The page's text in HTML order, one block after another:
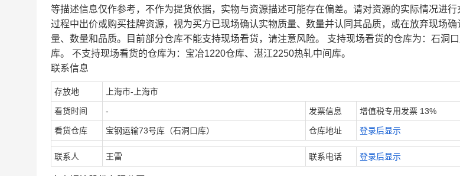
等描述信息仅作参考，不作为提货依据，实物与资源描述可能存在偏差。请对资源的实际情况进
过程中出价或购买挂牌资源，视为买方已现场确认实物质量、数量并认同其品质，或在放弃现场
量、数量和品质。目前部分仓库不能支持现场看货，请注意风险。 支持现场看货的仓库为：石洞
库。 不支持现场看货的仓库为：宝冶1220仓库、湛江2250热轧中间库。
联系信息
存放地 上海市-上海市
看货时间 - 发票信息 增值税专用发票 13%
看货仓库 宝钢运输73号库（石洞口库） 仓库地址 登录后显示
联系人 王雷 联系电话 登录后显示